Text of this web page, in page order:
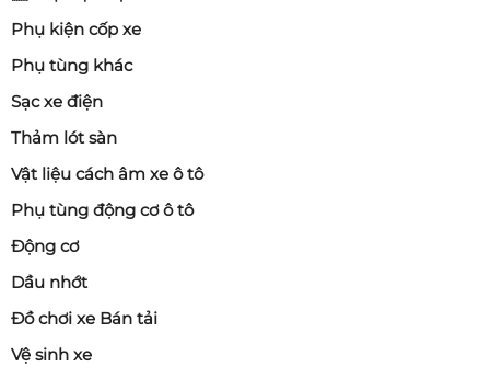
Phụ kiện cốp xe
Phụ tùng khác
Sạc xe điện
Thảm lót sàn
Vật liệu cách âm xe ô tô
Phụ tùng động cơ ô tô
Động cơ
Dầu nhớt
Đồ chơi xe Bán tải
Vệ sinh xe